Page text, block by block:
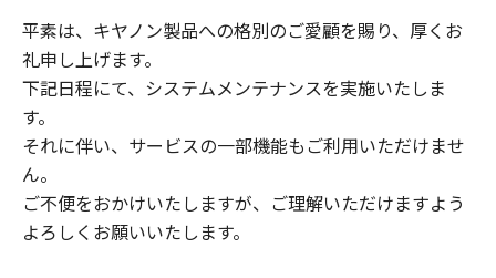
平素は、キヤノン製品への格別のご愛顧を賜り、厚くお
礼申し上げます。
下記日程にて、システムメンテナンスを実施いたしま
す。
それに伴い、サービスの一部機能もご利用いただけませ
ん。
ご不便をおかけいたしますが、ご理解いただけますよう
よろしくお願いいたします。